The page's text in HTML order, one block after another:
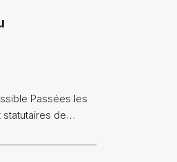
Passées les
statutaires de…